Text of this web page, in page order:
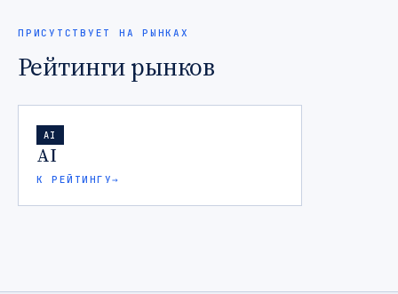
ПРИСУТСТВУЕТ НА РЫНКАХ
Рейтинги рынков
AI
AI
К РЕЙТИНГУ→